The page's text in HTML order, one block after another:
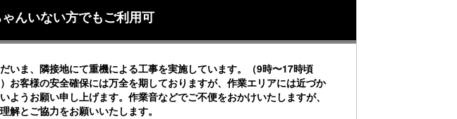
んいない方でもご利用可
いま、隣接地にて重機による工事を実施しています。（9時〜17時頃
お客様の安全確保には万全を期しておりますが、作業エリアには近づか
ようお願い申し上げます。作業音などでご不便をおかけいたしますが、
解とご協力をお願いいたします。